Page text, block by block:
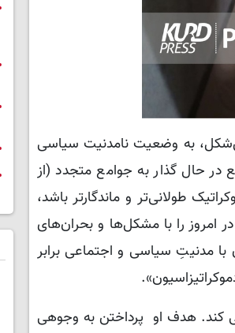
به وضعیت نامدنیت سیاسی
در حال گذار به جوامع متجدد (از
طولانی‌تر و ماندگارتر باشد،
امروز را با مشکل‌ها و بحران‌های
مدنیتِ سیاسی و اجتماعی برابر
کند. هدف او پرداختن به وجوهی